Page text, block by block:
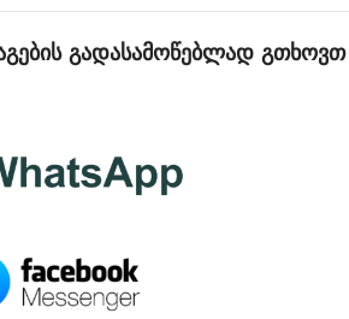
გადასამოწებლად გთხოვთ